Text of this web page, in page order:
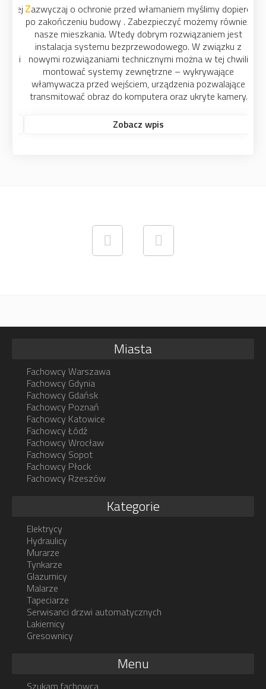
Zazwyczaj o ochronie przed włamaniem myślimy dopiero
po zakończeniu budowy . Zabezpieczyć możemy również
nasze mieszkania. Wtedy dobrym rozwiązaniem jest
instalacja systemu bezprzewodowego. W związku z
nowymi rozwiązaniami technicznymi można w tej chwili
montować systemy zewnętrzne – wykrywające
włamywacza przed wejściem, urządzenia pozwalające
transmitować obraz do komputera oraz ukryte kamery.
Zobacz wpis
Miasta
Fachowcy Warszawa
Fachowcy Gdynia
Fachowcy Gdańsk
Fachowcy Poznań
Fachowcy Katowice
Fachowcy Łódź
Fachowcy Wrocław
Fachowcy Sopot
Fachowcy Płock
Fachowcy Rzeszów
Kategorie
Elektrycy
Hydraulicy
Murarze
Tynkarze
Glazurnicy
Malarze
Tapeciarze
Serwisanci drzwi automatycznych
Lakiernicy
Gresownicy
Menu
Szukam fachowca